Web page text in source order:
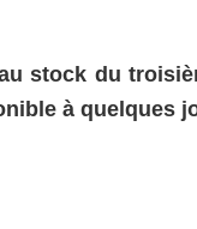
stock du
à quelques